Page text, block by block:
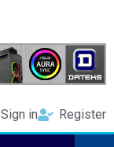
Sign in Register